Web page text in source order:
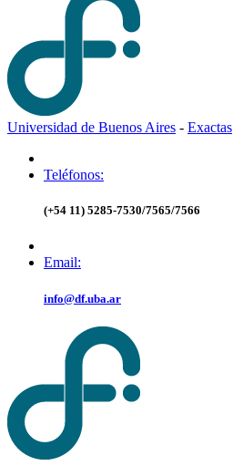
Universidad de Buenos Aires - Exactas
Teléfonos:
(+54 11) 5285-7530/7565/7566
Email:
info@df.uba.ar